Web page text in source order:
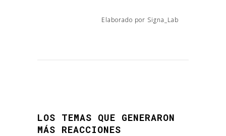
Elaborado por Signa_Lab
LOS TEMAS QUE GENERARON
MÁS REACCIONES